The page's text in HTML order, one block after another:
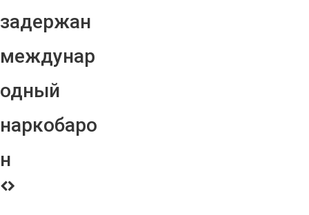
задержан
междунар
одный
наркобаро
н